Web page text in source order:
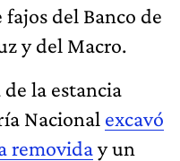
del Banco de
y del Macro.
la estancia
Nacional excavó
removiday un